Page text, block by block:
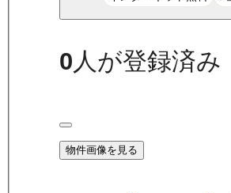
0 人が登録済み
物件画像を見る